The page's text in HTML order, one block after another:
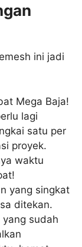
ini jadi
Mega Baja!
lagi
satu per
proyek.
waktu
yang singkat
ditekan.
sudah